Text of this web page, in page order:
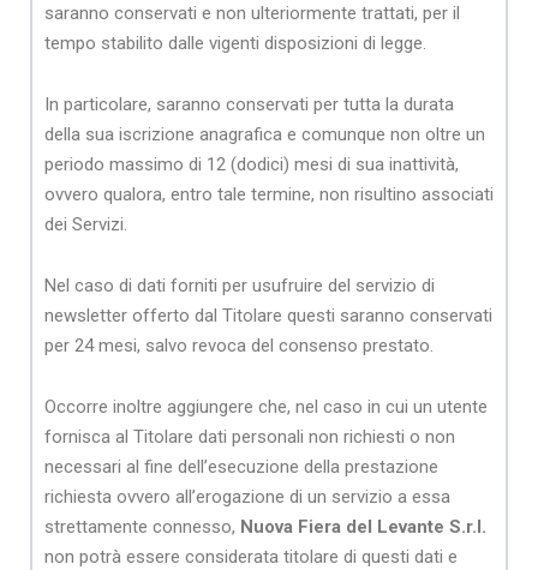
saranno conservati e non ulteriormente trattati, per il
tempo stabilito dalle vigenti disposizioni di legge.
In particolare, saranno conservati per tutta la durata
della sua iscrizione anagrafica e comunque non oltre un
periodo massimo di 12 (dodici) mesi di sua inattività,
ovvero qualora, entro tale termine, non risultino associati
dei Servizi.
Nel caso di dati forniti per usufruire del servizio di
newsletter offerto dal Titolare questi saranno conservati
per 24 mesi, salvo revoca del consenso prestato.
Occorre inoltre aggiungere che, nel caso in cui un utente
fornisca al Titolare dati personali non richiesti o non
necessari al fine dell’esecuzione della prestazione
richiesta ovvero all’erogazione di un servizio a essa
strettamente connesso, Nuova Fiera del Levante S.r.l.
non potrà essere considerata titolare di questi dati e